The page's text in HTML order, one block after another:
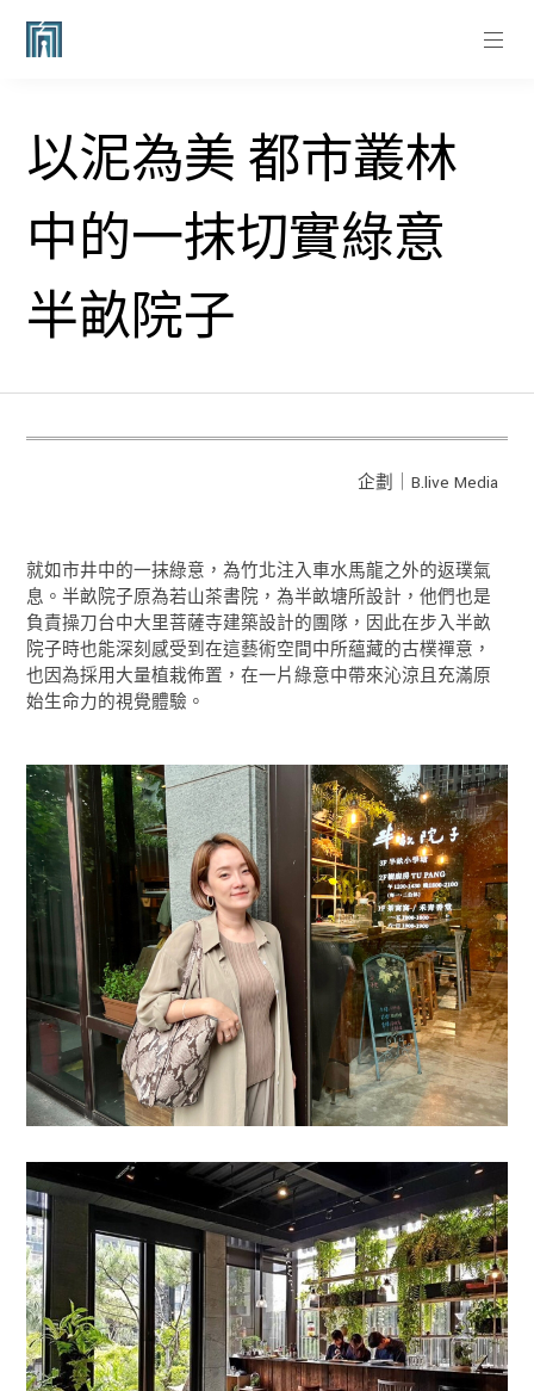
以泥為美 都市叢林
中的一抹切實綠意
半畝院子
企劃｜B.live Media
就如市井中的一抹綠意，為竹北注入車水馬龍之外的返璞氣
息。半畝院子原為若山茶書院，為半畝塘所設計，他們也是
負責操刀台中大里菩薩寺建築設計的團隊，因此在步入半畝
院子時也能深刻感受到在這藝術空間中所蘊藏的古樸禪意，
也因為採用大量植栽佈置，在一片綠意中帶來沁涼且充滿原
始生命力的視覺體驗。